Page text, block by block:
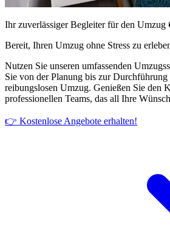
Ihr zuverlässiger Begleiter für den Umzug
Bereit, Ihren Umzug ohne Stress zu
Nutzen Sie unseren umfassenden
Sie von der Planung bis zur Durchführung
reibungslosen Umzug. Genießen Sie den
professionellen Teams, das all Ihre
👉 Kostenlose Angebote erhalten!